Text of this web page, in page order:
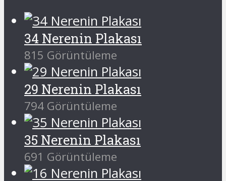
34 Nerenin Plakası
815 Görüntüleme
29 Nerenin Plakası
794 Görüntüleme
35 Nerenin Plakası
691 Görüntüleme